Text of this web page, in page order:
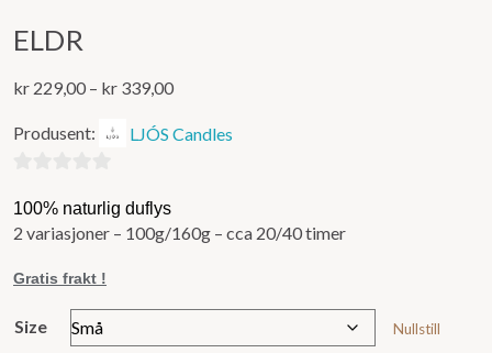
ELDR
kr 229,00 – kr 339,00Prisområde:
til
Produsent: LJÓS Candles
ut
av
5
100% naturlig duflys
2 variasjoner – 100g/160g – cca 20/40 timer
Gratis frakt !
Size Nullstill